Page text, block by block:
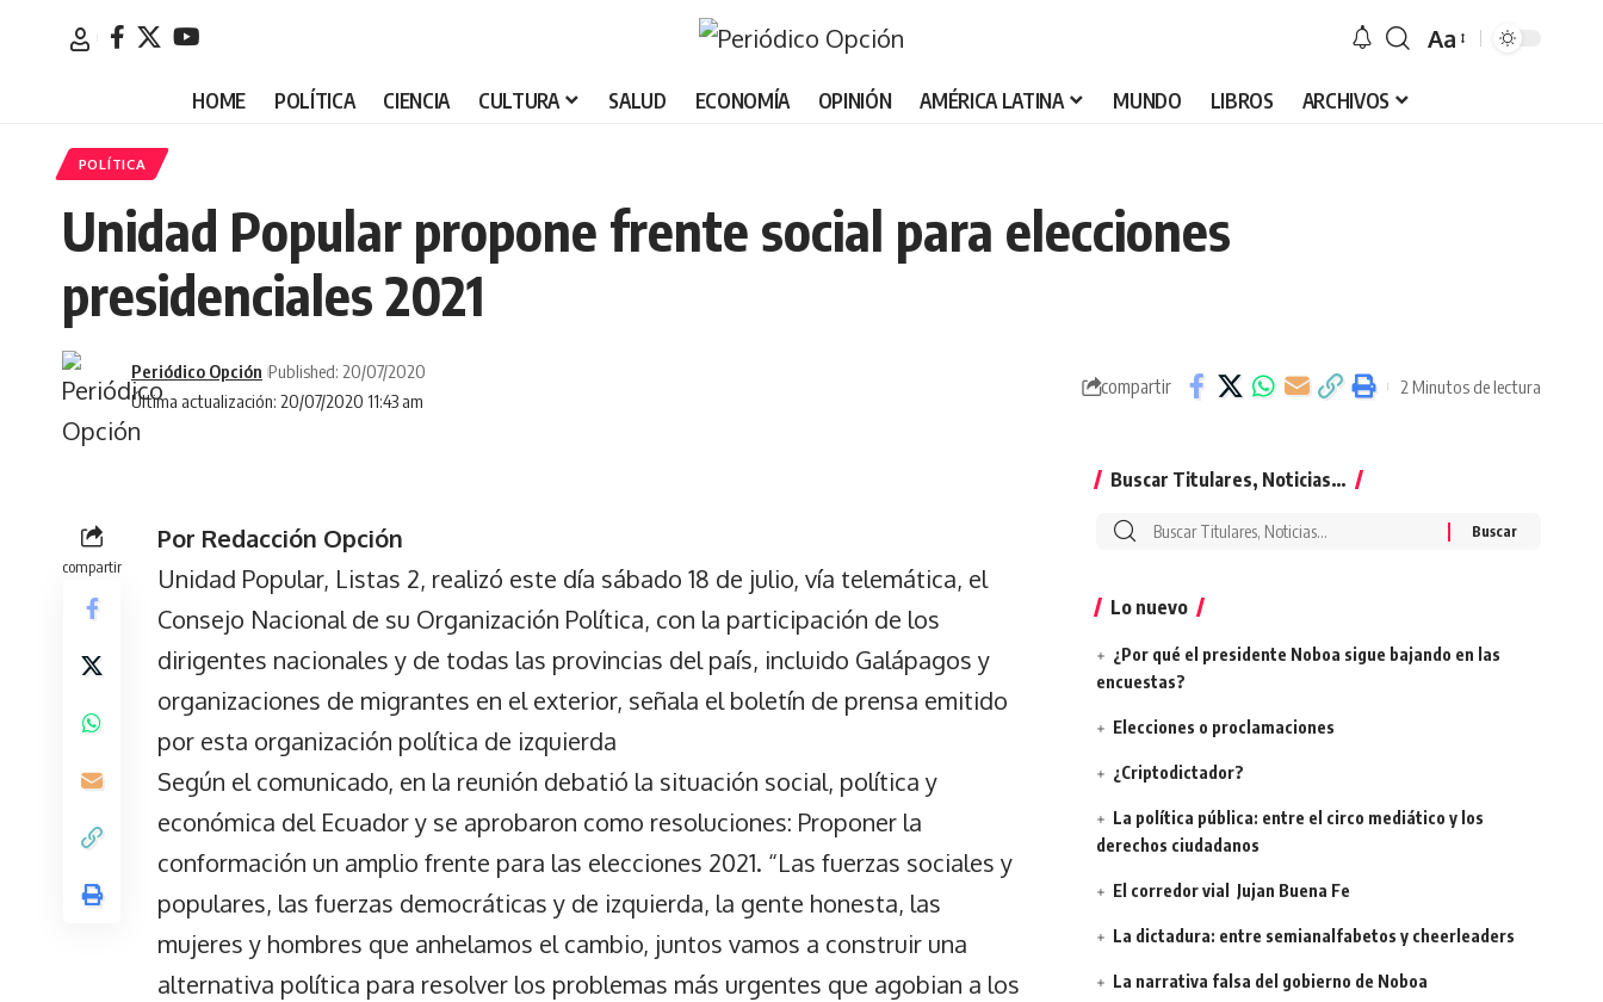
Font
Aa
HOME POLÍTICA CIENCIA CULTURA SALUD ECONOMÍA OPINIÓN AMÉRICA LATINA MUNDO LIBROS ARCHIVOS
POLÍTICA
Unidad Popular propone frente social para elecciones
presidenciales 2021
Última actualización: 20/07/2020 11:43 am
Periódico Opción Published: 20/07/2020
compartir 2 Minutos de lectura
compartir
Por Redacción Opción
Unidad Popular, Listas 2, realizó este día sábado 18 de julio, vía telemática, el
Consejo Nacional de su Organización Política, con la participación de los
dirigentes nacionales y de todas las provincias del país, incluido Galápagos y
organizaciones de migrantes en el exterior, señala el boletín de prensa emitido
por esta organización política de izquierda
Según el comunicado, en la reunión debatió la situación social, política y
económica del Ecuador y se aprobaron como resoluciones: Proponer la
conformación un amplio frente para las elecciones 2021. “Las fuerzas sociales y
populares, las fuerzas democráticas y de izquierda, la gente honesta, las
mujeres y hombres que anhelamos el cambio, juntos vamos a construir una
alternativa política para resolver los problemas más urgentes que agobian a los
Buscar Titulares, Noticias…
Buscar
Lo nuevo
¿Por qué el presidente Noboa sigue bajando en las
encuestas?
Elecciones o proclamaciones
¿Criptodictador?
La política pública: entre el circo mediático y los
derechos ciudadanos
El corredor vial Jujan Buena Fe
La dictadura: entre semianalfabetos y cheerleaders
La narrativa falsa del gobierno de Noboa